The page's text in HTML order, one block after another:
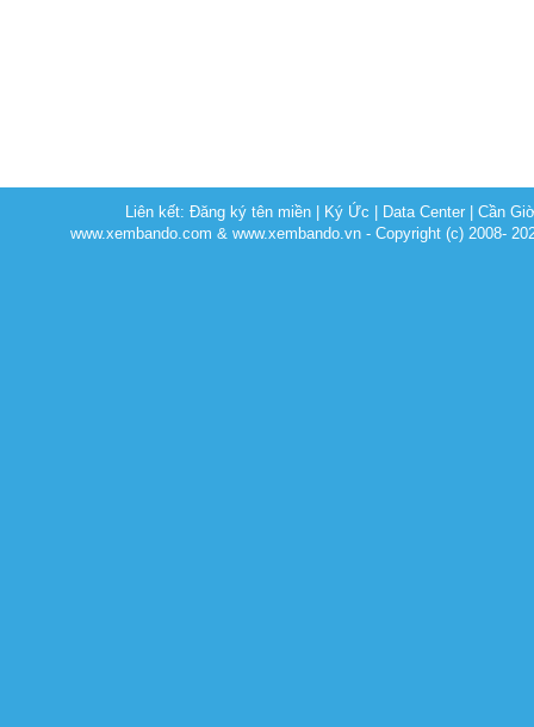
Liên kết:Đăng ký tên miền Ký Ức Data Center |Cần
www.xembando.com & www.xembando.vn - Copyright (c) 2008-